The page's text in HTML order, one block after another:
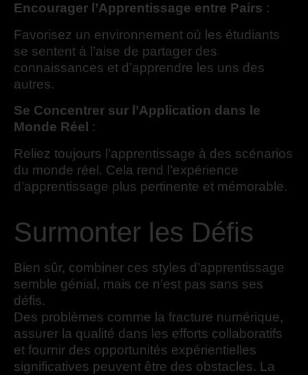
Encourager l’Apprentissage entre Pairs :
Favorisez un environnement où les étudiants
se sentent à l’aise de partager des
connaissances et d’apprendre les uns des
autres.
Se Concentrer sur l’Application dans le
Monde Réel
:
Reliez toujours l’apprentissage à des scénarios
du monde réel. Cela rend l’expérience
d’apprentissage plus pertinente et mémorable.
Surmonter les Défis
Bien sûr, combiner ces styles d’apprentissage
semble génial, mais ce n’est pas sans ses
défis.
Des problèmes comme la fracture numérique,
assurer la qualité dans les efforts collaboratifs
et fournir des opportunités expérientielles
significatives peuvent être des obstacles. La